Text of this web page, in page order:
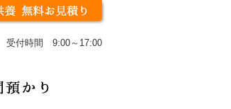
受付時間 9:00～17:00